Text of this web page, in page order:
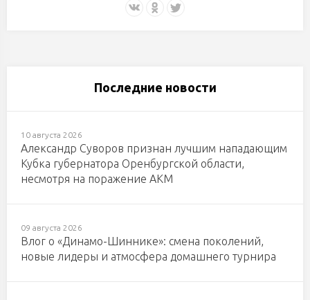
Последние новости
10 августа 2026
Александр Суворов признан лучшим нападающим
Кубка губернатора Оренбургской области,
несмотря на поражение АКМ
09 августа 2026
Влог о «Динамо-Шиннике»: смена поколений,
новые лидеры и атмосфера домашнего турнира